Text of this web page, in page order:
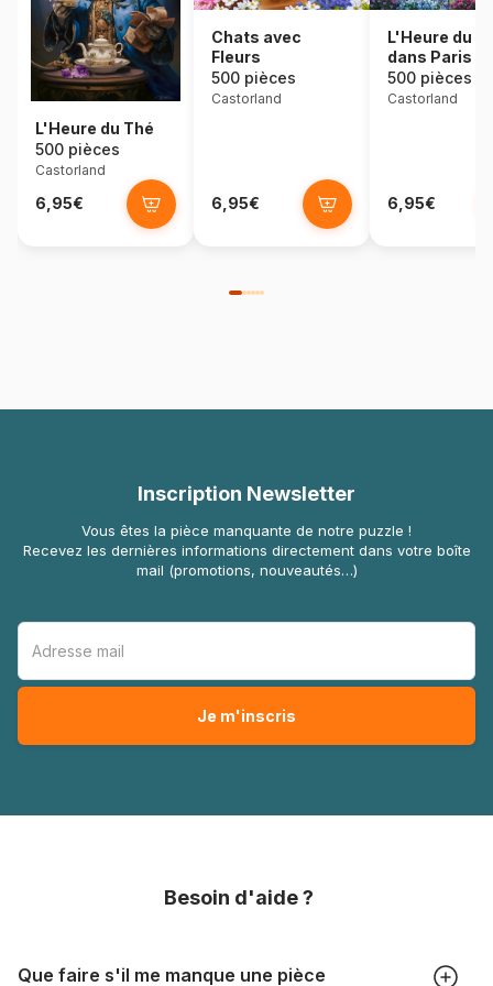
L'Heure du Thé
500 pièces
Castorland
6,95€
Chats avec
Fleurs
500 pièces
Castorland
6,95€
L'Heure du
dans Paris
500 pièces
Castorland
6,95€
Inscription Newsletter
Vous êtes la pièce manquante de notre puzzle !
Recevez les dernières informations directement dans votre boîte
mail (promotions, nouveautés…)
Besoin d'aide ?
Que faire s'il me manque une pièce